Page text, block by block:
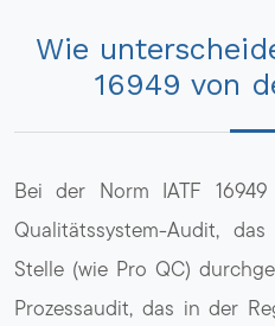
Wie
16949 von
Bei der Norm IATF
Qualitätssystem-Audit,
Stelle (wie Pro QC)
Prozessaudit, das in der